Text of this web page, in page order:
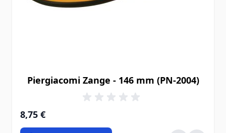
Piergiacomi Zange - 146 mm (PN-2004)
8,75 €